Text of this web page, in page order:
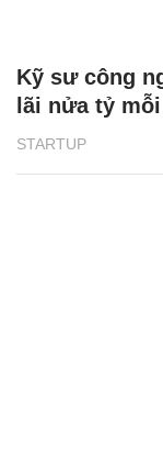
STARTUP
Kỹ sư công
lãi nửa tỷ